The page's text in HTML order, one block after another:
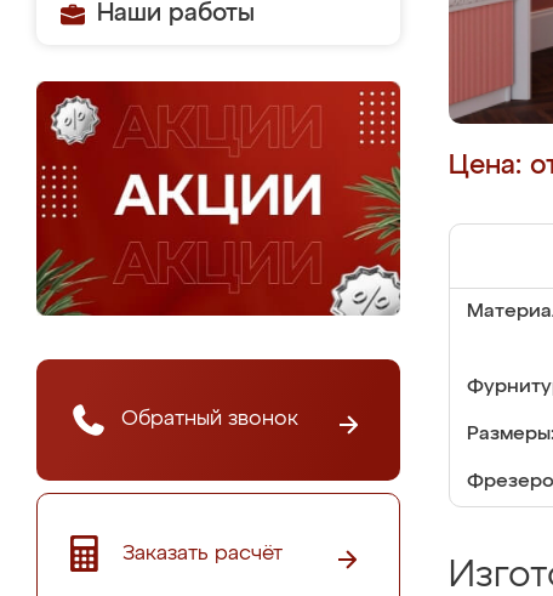
Наши работы
Обратный звонок
Заказать расчёт
Цена:
Размеры: